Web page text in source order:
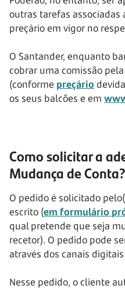
outras tarefas associadas
preçário em vigor no
O Santander, enquanto
cobrar uma comissão
(conforme preçário
os seus balcões e em
Como solicitar a
Mudança de Conta?
O pedido é solicitado
escrito (em formulário
qual pretende que seja
recetor). O pedido pode
através dos canais
Nesse pedido, o cliente